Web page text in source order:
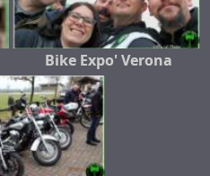
Bike Expo' Verona